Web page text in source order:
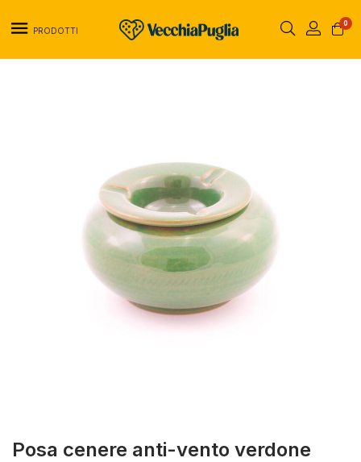
PRODOTTI
0
Posa cenere anti-vento verdone